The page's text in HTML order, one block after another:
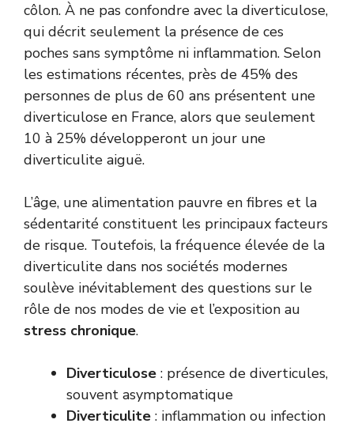
côlon. À ne pas confondre avec la diverticulose,
qui décrit seulement la présence de ces
poches sans symptôme ni inflammation. Selon
les estimations récentes, près de 45% des
personnes de plus de 60 ans présentent une
diverticulose en France, alors que seulement
10 à 25% développeront un jour une
diverticulite aiguë.
L’âge, une alimentation pauvre en fibres et la
sédentarité constituent les principaux facteurs
de risque. Toutefois, la fréquence élevée de la
diverticulite dans nos sociétés modernes
soulève inévitablement des questions sur le
rôle de nos modes de vie et l’exposition au
stress chronique.
Diverticulose : présence de diverticules,
souvent asymptomatique
Diverticulite : inflammation ou infection